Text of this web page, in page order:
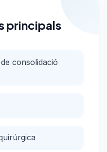
principals
consolidació